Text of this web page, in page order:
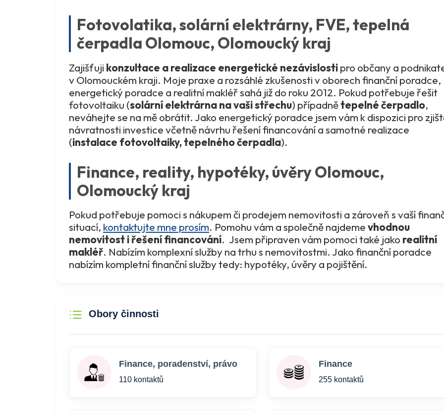
Fotovolatika, solární elektrárny, FVE, tepelná
čerpadla Olomouc, Olomoucký kraj
Zajišťuji konzultace a realizace energetické nezávislostipro občany a
v Olomouckém kraji. Moje praxe a rozsáhlé zkušenosti v oborech finanční poradce,
energetický poradce a realitní makléř sahá již do roku 2012. Pokud potřebuje řešit
fotovoltaiku (solární elektrárna na vaši střechu) případnětepelné čerpadlo,
neváhejte se na mě obrátit. Jako energetický poradce jsem vám k dispozici pro
návratnosti investice včetně návrhu řešení financování a samotné realizace
(instalace fotovoltaiky, tepelného čerpadla).
Finance, reality, hypotéky, úvěry Olomouc,
Olomoucký kraj
Pokud potřebuje pomoci s nákupem či prodejem nemovitosti a zároveň s vaší
situací, kontaktujte mne prosím. Pomohu vám a společně najdemevhodnou
nemovitost iřešení financování. Jsem připraven vám pomoci také jako realitní
makléř. Nabízím komplexní služby na trhu s nemovitostmi. Jako finanční poradce
nabízím kompletní finanční služby tedy: hypotéky, úvěry a pojištění.
Obory činnosti
Finance, poradenství, právo
110 kontaktů
Finance
255 kontaktů